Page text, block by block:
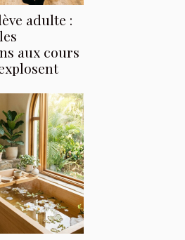
adulte :
aux cours